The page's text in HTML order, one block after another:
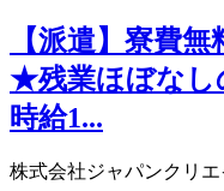
【派遣】寮費
★残業ほぼなし
時給1...
株式会社ジャパンクリエ